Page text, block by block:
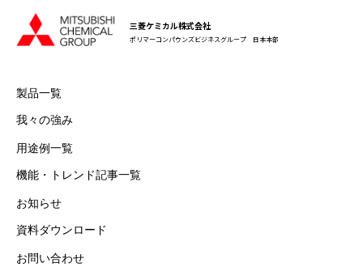
三菱ケミカル株式会社
ポリマーコンパウンズビジネスグループ 日本本部
製品一覧
我々の強み
用途例一覧
機能・トレンド記事一覧
お知らせ
資料ダウンロード
お問い合わせ